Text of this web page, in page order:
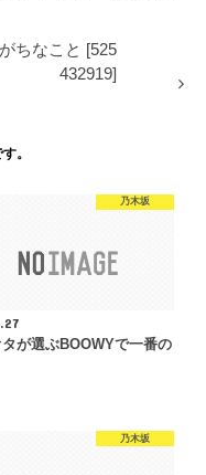
ちなこと [525
432919]
。
乃木坂
タが選ぶBOOWYで一番の
乃木坂